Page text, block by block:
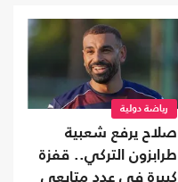
رياضة دولية
صلاح يرفع شعبية
طرابزون التركي.. قفزة
كبيرة في عدد متابعي